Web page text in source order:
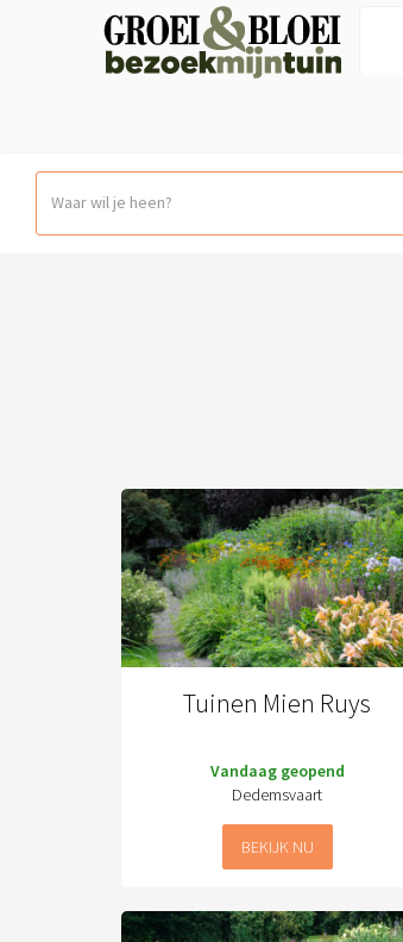
Tuinen Mien Ruys
Vandaag geopend
Dedemsvaart
BEKIJK NU